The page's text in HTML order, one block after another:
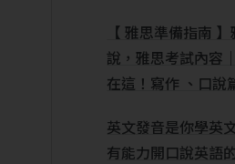
【 雅思準備指南
說，雅思考試內容
在這！寫作 、口說
英文發音是你學英
有能力開口說英語